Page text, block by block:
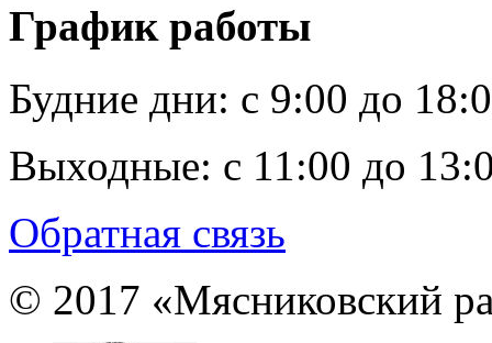
График работы
Будние дни: c 9:00 до
Выходные: с 11:00 до
Обратная связь
© 2017 «Мясниковский